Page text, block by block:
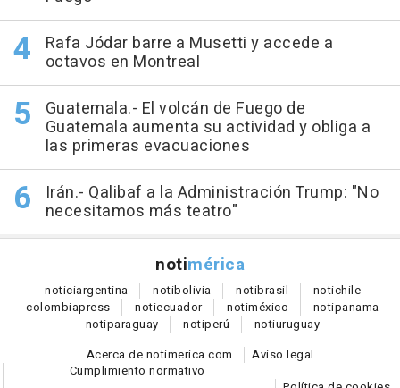
Rafa Jódar barre a Musetti y accede a
octavos en Montreal
Guatemala.- El volcán de Fuego de
Guatemala aumenta su actividad y obliga a
las primeras evacuaciones
Irán.- Qalibaf a la Administración Trump: "No
necesitamos más teatro"
notimérica
noticiargentina notibolivia notibrasil notichile
colombiapress notiecuador notiméxico notipanama
notiparaguay notiperú notiuruguay
Acerca de notimerica.com
Aviso legal
Cumplimiento normativo